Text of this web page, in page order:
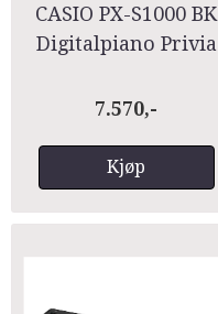
CASIO PX-S1000 BK
Digitalpiano Privia
7.570,-
Kjøp